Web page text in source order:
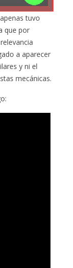
tuvo
que por
a aparecer
y ni el
mecánicas.